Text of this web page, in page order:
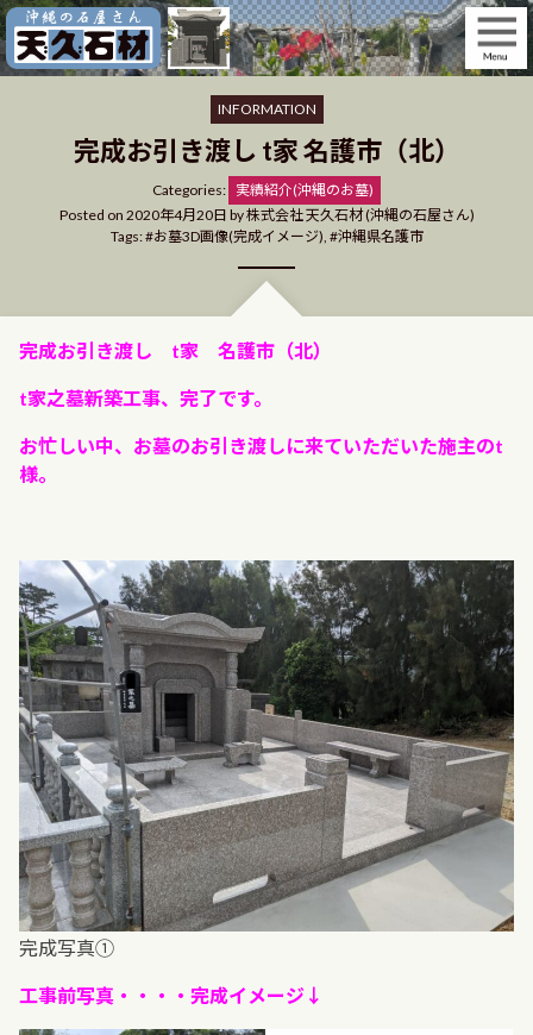
Skip
to
content
INFORMATION
完成お引き渡し t家 名護市（北）
Categories: Categories
実績紹介(沖縄のお墓)
Posted on 2020年4月20日 by株式会社 天久石材 (沖縄の石屋さん)
Tags: お墓3D画像(完成イメージ), 沖縄県名護市
完成お引き渡し t家 名護市（北）
t家之墓新築工事、完了です。
お忙しい中、お墓のお引き渡しに来ていただいた施主のt
様。
完成写真①
工事前写真・・・・完成イメージ↓